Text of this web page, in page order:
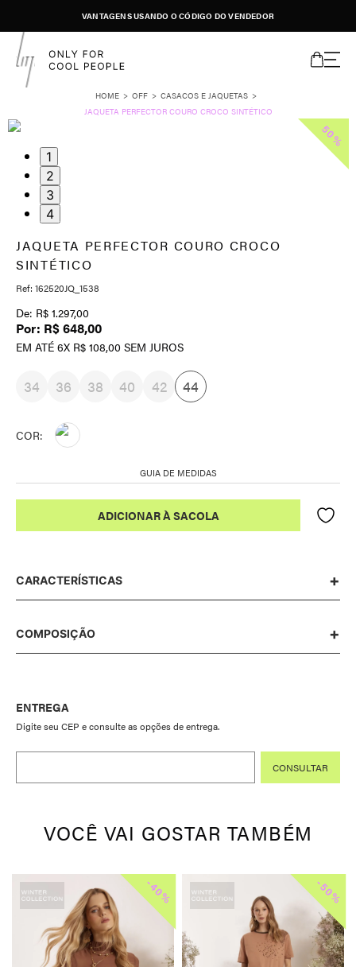
VANTAGENS USANDO O CÓDIGO DO VENDEDOR
OFF
CASACOS E JAQUETAS
JAQUETA PERFECTOR COURO CROCO SINTÉTICO
1
2
3
4
50%
JAQUETA PERFECTOR COURO CROCO
SINTÉTICO
162520JQ_1538
R$ 1.297,00
R$648,00
EM ATÉ 6X R$ 108,00 SEM JUROS
34 36 38 40 42 44
COR:
GUIA DE MEDIDAS
CARACTERÍSTICAS
COMPOSIÇÃO
VOCÊ VAI GOSTAR TAMBÉM
-
40% -
50%